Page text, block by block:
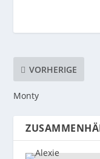
VORHERIGE
Monty